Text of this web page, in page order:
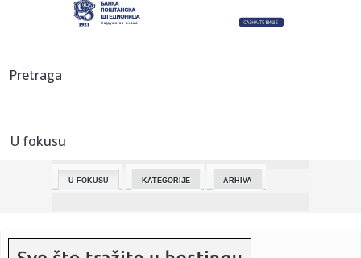
00:23:Mark Markes sa longetom
pregovorima i...
23:52:
23:52:
NBA SVET U ŠOKU: Milvoki spreman da pusti Janisa,
Pretraga
U fokusu
U FOKUSU KATEGORIJE ARHIVA